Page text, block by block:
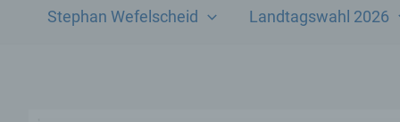
Stephan Wefelscheid Landtagswahl 2026